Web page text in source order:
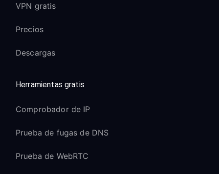
VPN gratis
Precios
Descargas
Herramientas gratis
Comprobador de IP
Prueba de fugas de DNS
Prueba de WebRTC